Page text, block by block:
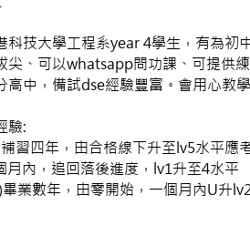
科技大學工程系year 4學生，有為初
尖、可以whatsapp問功課、可提供
高中，備試dse經驗豐富。會用心教
驗:
習四年，由合格線下升至lv5水平應
月內，追回落後進度，lv1升至4水平
業數年，由零開始，一個月內U升